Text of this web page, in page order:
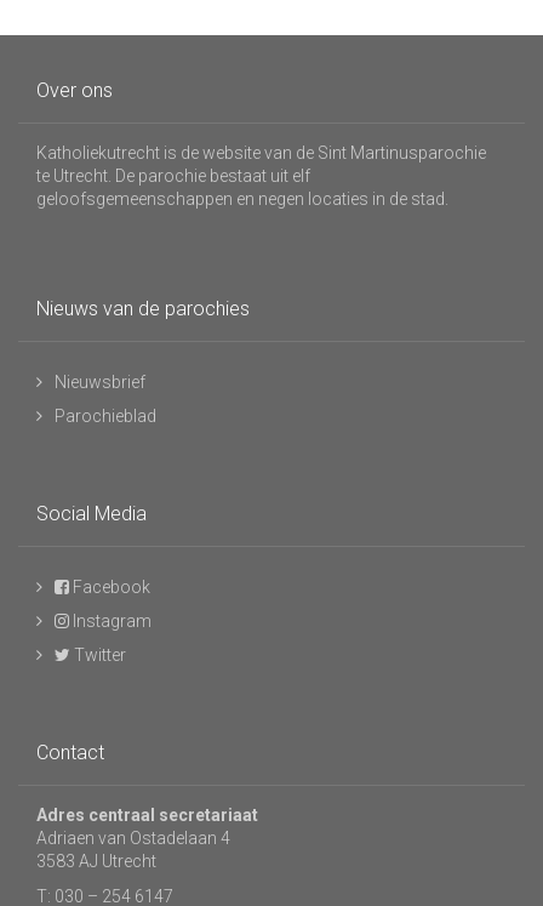
Over ons
Katholiekutrecht is de website van de Sint Martinusparochie
te Utrecht. De parochie bestaat uit elf
geloofsgemeenschappen en negen locaties in de stad.
Nieuws van de parochies
Nieuwsbrief
Parochieblad
Social Media
Facebook
Instagram
Twitter
Contact
Adres centraal secretariaat
Adriaen van Ostadelaan 4
3583 AJ Utrecht
T: 030 – 254 6147